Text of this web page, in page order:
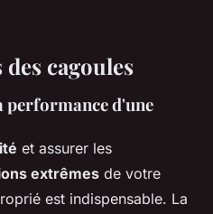
cagoules
d'une
et assurer les
extrêmes de votre
est indispensable. La